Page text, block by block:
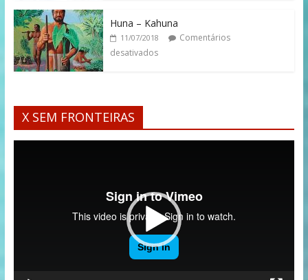
Huna – Kahuna
11/07/2018
Comentários
desativados
X SEM FRONTEIRAS